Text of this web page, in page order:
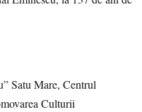
Satu Mare, Centrul
Culturii